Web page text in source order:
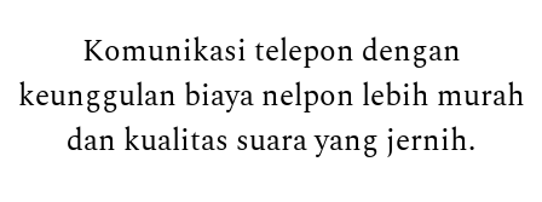
Komunikasi telepon dengan
keunggulan biaya nelpon lebih murah
dan kualitas suara yang jernih.